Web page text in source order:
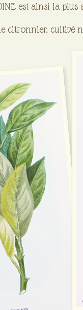
est ainsi la
citronnier,